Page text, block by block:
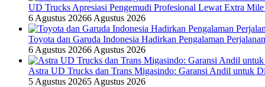
UD Trucks Apresiasi Pengemudi Profesional Lewat Extra
6 Agustus 20266 Agustus 2026
Toyota dan Garuda Indonesia Hadirkan Pengalaman
6 Agustus 20266 Agustus 2026
Astra UD Trucks dan Trans Migasindo: Garansi Andil untuk
5 Agustus 20265 Agustus 2026